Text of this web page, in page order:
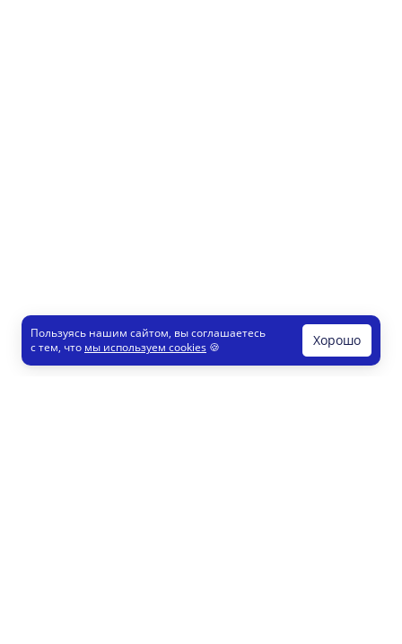
Пользуясь нашим сайтом, вы соглашаетесь
с тем, что мы используем cookies 🍪 Хорошо